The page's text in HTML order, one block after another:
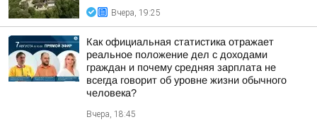
Вчера, 19:25
Как официальная статистика отражает
реальное положение дел с доходами
граждан и почему средняя зарплата не
всегда говорит об уровне жизни обычного
человека?
Вчера, 18:45